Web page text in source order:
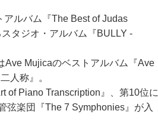
ルバム『The Best of Judas
タジオ・アルバム『BULLY -
Ave Mujicaのベストアルバム『Ave
人称』。
of Piano Transcription』、第10位に
弦楽団『The 7 Symphonies』が入